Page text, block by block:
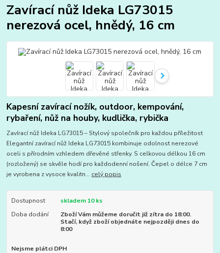
Zavírací nůž Ideka LG73015
nerezová ocel, hnědý, 16 cm
Kapesní zavírací nožík, outdoor, kempování,
rybaření, nůž na houby, kudlička, rybička
Zavírací nůž Ideka LG73015 – Stylový společník pro každou příležitost
Elegantní zavírací nůž Ideka LG73015 kombinuje odolnost nerezové
oceli s přírodním vzhledem dřevěné střenky. S celkovou délkou 16 cm
(rozložený) se skvěle hodí pro každodenní nošení. Čepel o délce 7 cm
je vyrobena z vysoce kvalitn... celý popis
Dostupnost
skladem 10 ks
Doba dodání
Zboží Vám můžeme doručit již zítra do 18:00.
Stačí, když zboží objednáte nejpozději dnes do
8:00
Nejsme plátci DPH